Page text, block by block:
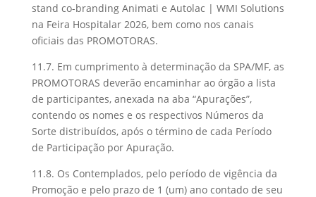
stand co-branding Animati e Autolac | WMI Solutions
na Feira Hospitalar 2026, bem como nos canais
oficiais das PROMOTORAS.
11.7. Em cumprimento à determinação da SPA/MF, as
PROMOTORAS deverão encaminhar ao órgão a lista
de participantes, anexada na aba “Apurações”,
contendo os nomes e os respectivos Números da
Sorte distribuídos, após o término de cada Período
de Participação por Apuração.
11.8. Os Contemplados, pelo período de vigência da
Promoção e pelo prazo de 1 (um) ano contado de seu